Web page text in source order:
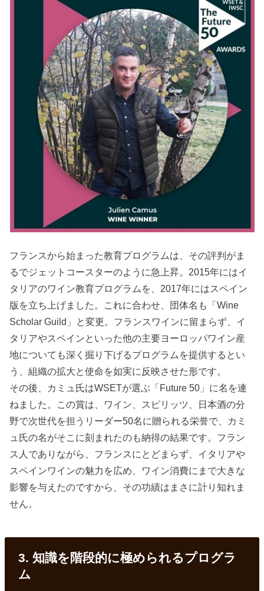
フランスから始まった教育プログラムは、その評判がま
るでジェットコースターのように急上昇。2015年にはイ
タリアのワイン教育プログラムを、2017年にはスペイン
版を立ち上げました。これに合わせ、団体名も「Wine
Scholar Guild」と変更。フランスワインに留まらず、イ
タリアやスペインといった他の主要ヨーロッパワイン産
地についても深く掘り下げるプログラムを提供するとい
う、組織の拡大と使命を如実に反映させた形です。
その後、カミュ氏はWSETが選ぶ「Future 50」に名を連
ねました。この賞は、ワイン、スピリッツ、日本酒の分
野で次世代を担うリーダー50名に贈られる栄誉で、カミ
ュ氏の名がそこに刻まれたのも納得の結果です。フラン
ス人でありながら、フランスにとどまらず、イタリアや
スペインワインの魅力を広め、ワイン消費にまで大きな
影響を与えたのですから、その功績はまさに計り知れま
せん。
3. 知識を階段的に極められるプログラ
ム